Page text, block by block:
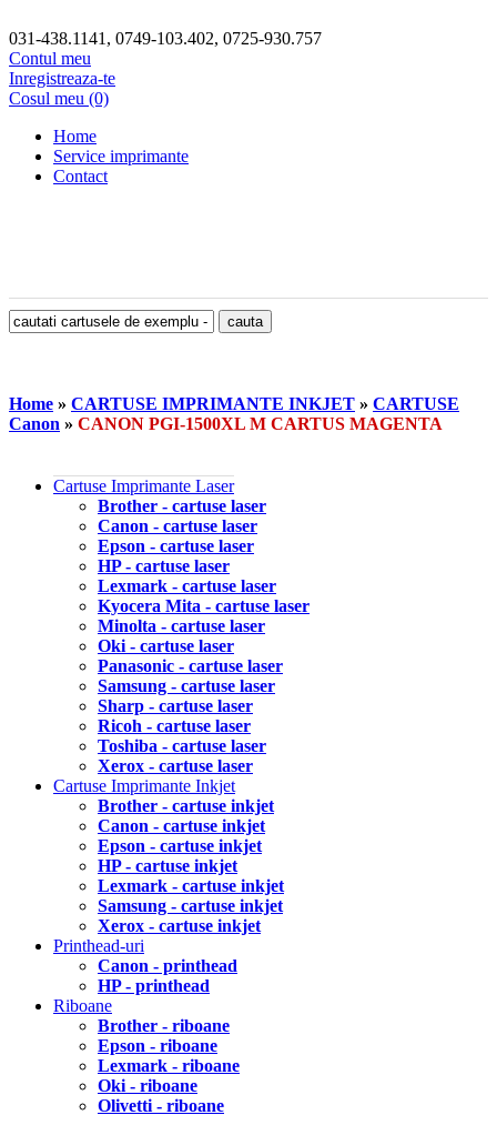
031-438.1141, 0749-103.402, 0725-930.757
Contul meu
Inregistreaza-te
Cosul meu (0)
Home
Service imprimante
Contact
Home » CARTUSE IMPRIMANTE INKJET » CARTUSE
Canon » CANON PGI-1500XL M CARTUS MAGENTA
Cartuse Imprimante Laser
Brother - cartuse laser
Canon - cartuse laser
Epson - cartuse laser
HP - cartuse laser
Lexmark - cartuse laser
Kyocera Mita - cartuse laser
Minolta - cartuse laser
Oki - cartuse laser
Panasonic - cartuse laser
Samsung - cartuse laser
Sharp - cartuse laser
Ricoh - cartuse laser
Toshiba - cartuse laser
Xerox - cartuse laser
Cartuse Imprimante Inkjet
Brother - cartuse inkjet
Canon - cartuse inkjet
Epson - cartuse inkjet
HP - cartuse inkjet
Lexmark - cartuse inkjet
Samsung - cartuse inkjet
Xerox - cartuse inkjet
Printhead-uri
Canon - printhead
HP - printhead
Riboane
Brother - riboane
Epson - riboane
Lexmark - riboane
Oki - riboane
Olivetti - riboane